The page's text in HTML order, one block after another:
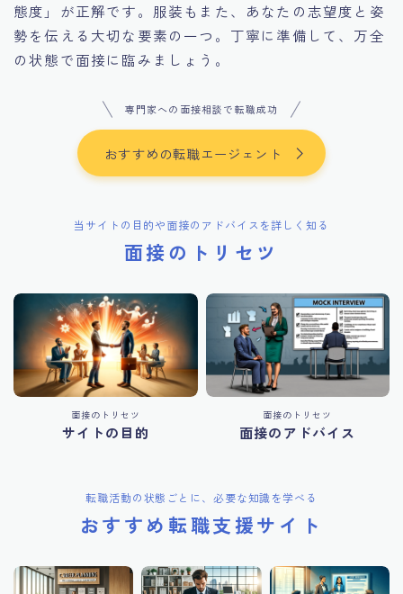
態度」が正解です。服装もまた、あなたの志望度と姿
勢を伝える大切な要素の一つ。丁寧に準備して、万全
の状態で面接に臨みましょう。
専門家への面接相談で転職成功
おすすめの転職エージェント
当サイトの目的や面接のアドバイスを詳しく知る
面接のトリセツ
面接のトリセツ
サイトの目的
面接のトリセツ
面接のアドバイス
転職活動の状態ごとに、必要な知識を学べる
おすすめ転職支援サイト